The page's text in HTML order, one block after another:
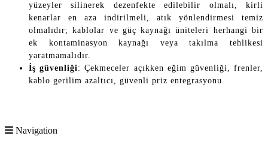
yüzeyler silinerek dezenfekte edilebilir olmalı, kirli
kenarlar en aza indirilmeli, atık yönlendirmesi temiz
olmalıdır; kablolar ve güç kaynağı üniteleri herhangi bir
ek kontaminasyon kaynağı veya takılma tehlikesi
yaratmamalıdır.
İş güvenliği: Çekmeceler açıkken eğim güvenliği, frenler,
kablo gerilim azaltıcı, güvenli priz entegrasyonu.
Navigation